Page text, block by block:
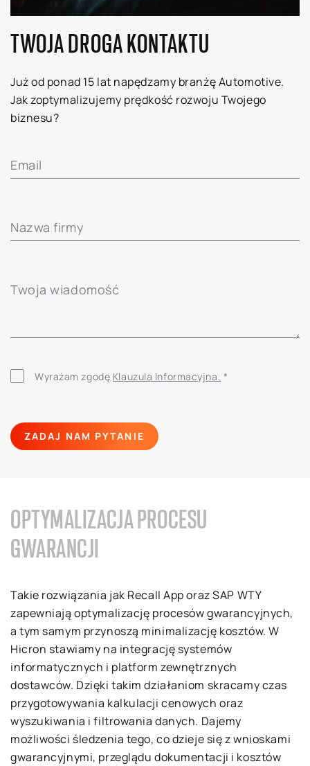
TWOJA DROGA KONTAKTU
Już od ponad 15 lat napędzamy branżę Automotive.
Jak zoptymalizujemy prędkość rozwoju Twojego
biznesu?
Email
Nazwa firmy
Twoja wiadomość
Wyrażam zgodę Klauzula Informacyjna. *
ZADAJ NAM PYTANIE
OPTYMALIZACJA PROCESU
GWARANCJI
Takie rozwiązania jak Recall App oraz SAP WTY
zapewniają optymalizację procesów gwarancyjnych,
a tym samym przynoszą minimalizację kosztów. W
Hicron stawiamy na integrację systemów
informatycznych i platform zewnętrznych
dostawców. Dzięki takim działaniom skracamy czas
przygotowywania kalkulacji cenowych oraz
wyszukiwania i filtrowania danych. Dajemy
możliwości śledzenia tego, co dzieje się z wnioskami
gwarancyjnymi, przeglądu dokumentacji i kosztów